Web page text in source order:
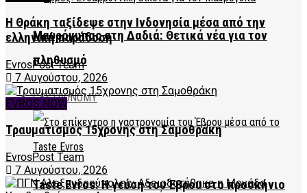
Μαυρόγυπας στη Δαδιά: Θετικά νέα για τον
πληθυσμό
GASTRONOMY
Taste Evros: Η γεύση του Έβρου στο προσκήνιο
Η Θράκη ταξίδεψε στην Ινδονησία μέσα από την
ελληνική παράδοση
EvrosPost Team
7 Αυγούστου, 2026
EVROS NOW
Τραυματισμός 15χρονης στη Σαμοθράκη
EvrosPost Team
7 Αυγούστου, 2026